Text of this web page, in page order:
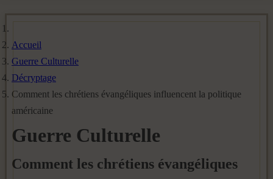
Accueil
Guerre Culturelle
Décryptage
Comment les chrétiens évangéliques influencent la politique
américaine
Guerre Culturelle
Comment les chrétiens évangéliques